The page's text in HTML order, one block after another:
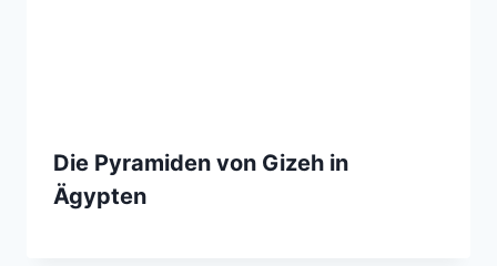
Die Pyramiden von Gizeh in
Ägypten